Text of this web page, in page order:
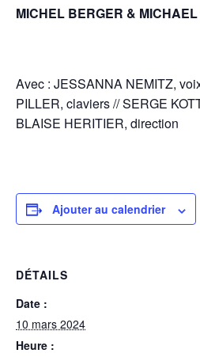
MICHEL BERGER &
Avec : JESSANNA NEMITZ,
PILLER, claviers // SERGE
BLAISE HERITIER, direction
Ajouter au calendrier
DÉTAILS
Date :
10 mars 2024
Heure :